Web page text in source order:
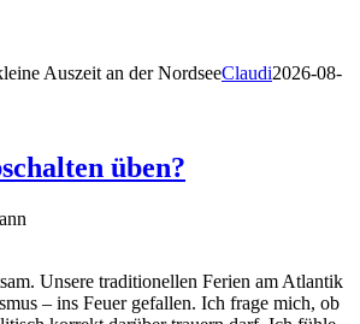
Auszeit an der NordseeClaudi2026-08-
üben?
Unsere traditionellen Ferien am Atlantik
– ins Feuer gefallen. Ich frage mich, ob